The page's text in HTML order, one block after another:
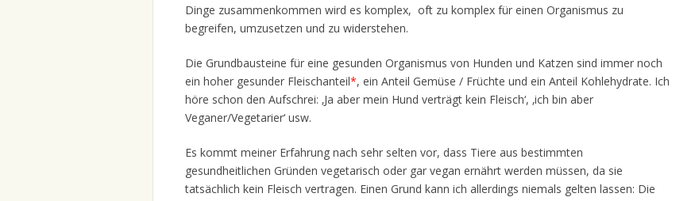
Dinge zusammenkommen wird es komplex, oft zu komplex für einen Organismus zu
begreifen, umzusetzen und zu widerstehen.
Die Grundbausteine für eine gesunden Organismus von Hunden und Katzen sind immer noch
ein hoher gesunder Fleischanteil*, ein Anteil Gemüse / Früchte und ein Anteil Kohlehydrate. Ich
höre schon den Aufschrei: ‚Ja aber mein Hund verträgt kein Fleisch‘, ‚ich bin aber
Veganer/Vegetarier‘ usw.
Es kommt meiner Erfahrung nach sehr selten vor, dass Tiere aus bestimmten
gesundheitlichen Gründen vegetarisch oder gar vegan ernährt werden müssen, da sie
tatsächlich kein Fleisch vertragen. Einen Grund kann ich allerdings niemals gelten lassen: Die